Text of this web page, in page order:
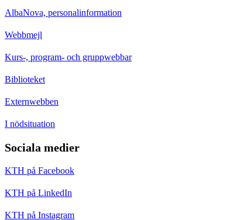
AlbaNova, personalinformation
Webbmejl
Kurs-, program- och gruppwebbar
Biblioteket
Externwebben
I nödsituation
Sociala medier
KTH på Facebook
KTH på LinkedIn
KTH på Instagram